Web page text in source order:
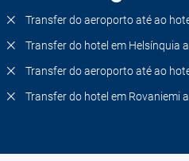
Transfer do aeroporto até ao
Transfer do hotel em Helsínquia
Transfer do aeroporto até ao
Transfer do hotel em Rovaniemi